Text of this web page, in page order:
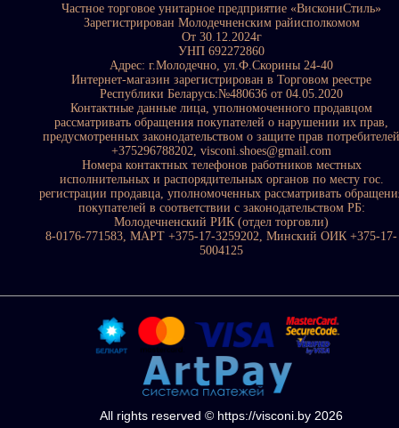
Частное торговое унитарное предприятие «ВискониСтиль»
Зарегистрирован Молодечненским райисполкомом
От 30.12.2024г
УНП 692272860
Адрес: г.Молодечно, ул.Ф.Скорины 24-40
Интернет-магазин зарегистрирован в Торговом реестре
Республики Беларусь:№480636 от 04.05.2020
Контактные данные лица, уполномоченного продавцом
рассматривать обращения покупателей о нарушении их прав,
предусмотренных законодательством о защите прав потребителей
+375296788202, visconi.shoes@gmail.com
Номера контактных телефонов работников местных
исполнительных и распорядительных органов по месту гос.
регистрации продавца, уполномоченных рассматривать
покупателей в соответствии с законодательством РБ:
Молодечненский РИК (отдел торговли)
8-0176-771583, МАРТ +375-17-3259202, Минский ОИК +375-17-
5004125
All rights reserved © https://visconi.by 2026